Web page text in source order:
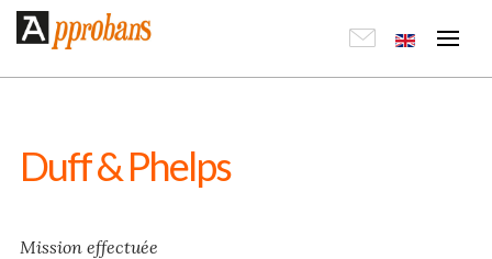
Duff & Phelps
Mission effectuée